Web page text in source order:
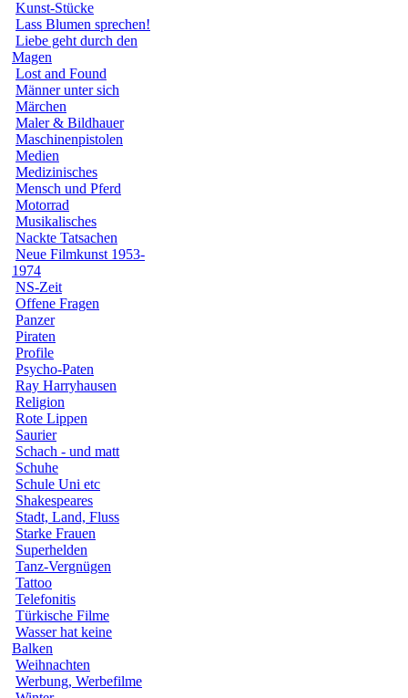
Kunst-Stücke
Lass Blumen sprechen!
Liebe geht durch den
Magen
Lost and Found
Männer unter sich
Märchen
Maler & Bildhauer
Maschinenpistolen
Medien
Medizinisches
Mensch und Pferd
Motorrad
Musikalisches
Nackte Tatsachen
Neue Filmkunst 1953-
1974
NS-Zeit
Offene Fragen
Panzer
Piraten
Profile
Psycho-Paten
Ray Harryhausen
Religion
Rote Lippen
Saurier
Schach - und matt
Schuhe
Schule Uni etc
Shakespeares
Stadt, Land, Fluss
Starke Frauen
Superhelden
Tanz-Vergnügen
Tattoo
Telefonitis
Türkische Filme
Wasser hat keine
Balken
Weihnachten
Werbung, Werbefilme